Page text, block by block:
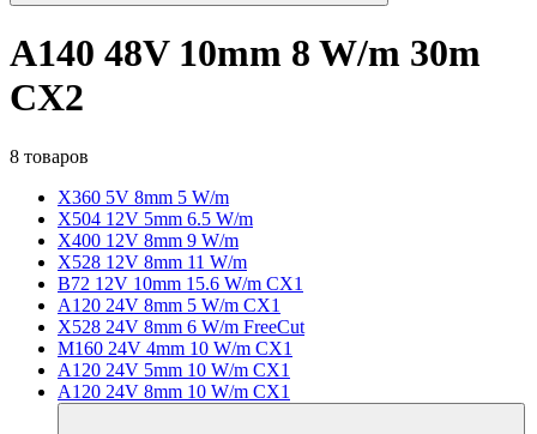
A140 48V 10mm 8 W/m 30m
CX2
8 товаров
X360 5V 8mm 5 W/m
X504 12V 5mm 6.5 W/m
X400 12V 8mm 9 W/m
X528 12V 8mm 11 W/m
B72 12V 10mm 15.6 W/m CX1
A120 24V 8mm 5 W/m CX1
X528 24V 8mm 6 W/m FreeCut
M160 24V 4mm 10 W/m CX1
A120 24V 5mm 10 W/m CX1
A120 24V 8mm 10 W/m CX1